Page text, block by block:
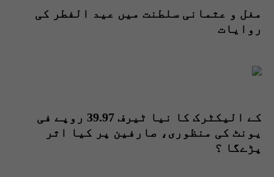
مغل و عثمانی سلطنت میں عید الفطر کی
روایات
کے الیکٹرک کا نیا ٹیرف 39.97 روپے فی
یونٹ کی منظوری، صارفین پر کیا اثر
پڑےگا ؟